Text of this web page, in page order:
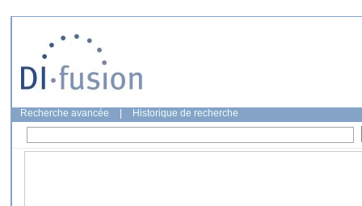
Recherche avancée Historique de recherche